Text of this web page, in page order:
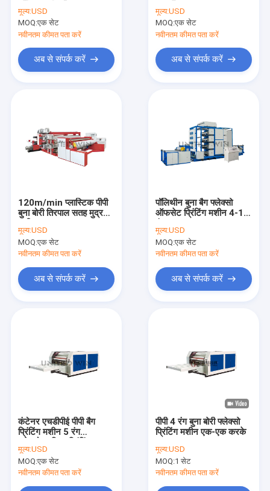
मूल्य:USD
MOQ:एक सेट
नवीनतम कीमत पता करें
अब से संपर्क करें
मूल्य:USD
MOQ:एक सेट
नवीनतम कीमत पता करें
अब से संपर्क करें
120m/min प्लास्टिक पीपी
बुना बोरी तिरपाल सतह मुद्रण
मूल्य:USD
MOQ:एक सेट
नवीनतम कीमत पता करें
अब से संपर्क करें
पॉलिथीन बुना बैग फ्लेक्सो
ऑफसेट प्रिंटिंग मशीन 4-12
मूल्य:USD
MOQ:एक सेट
नवीनतम कीमत पता करें
अब से संपर्क करें
कंटेनर एचडीपीई पीपी बैग
प्रिंटिंग मशीन 5 रंग
उपकरण
मूल्य:USD
MOQ:एक सेट
नवीनतम कीमत पता करें
पीपी 4 रंग बुना बोरी फ्लेक्सो
प्रिंटिंग मशीन एक-एक करके
मूल्य:USD
MOQ:1 सेट
नवीनतम कीमत पता करें